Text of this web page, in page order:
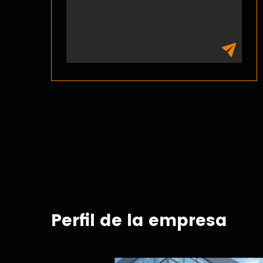
Perfil de la empresa